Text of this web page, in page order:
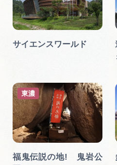
サイエンスワールド
福鬼伝説の地! 鬼岩公
東濃